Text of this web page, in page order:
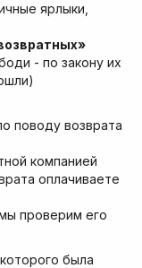
ярлыки,
- по закону их
поводу возврата
компанией
оплачиваете
проверим его
была